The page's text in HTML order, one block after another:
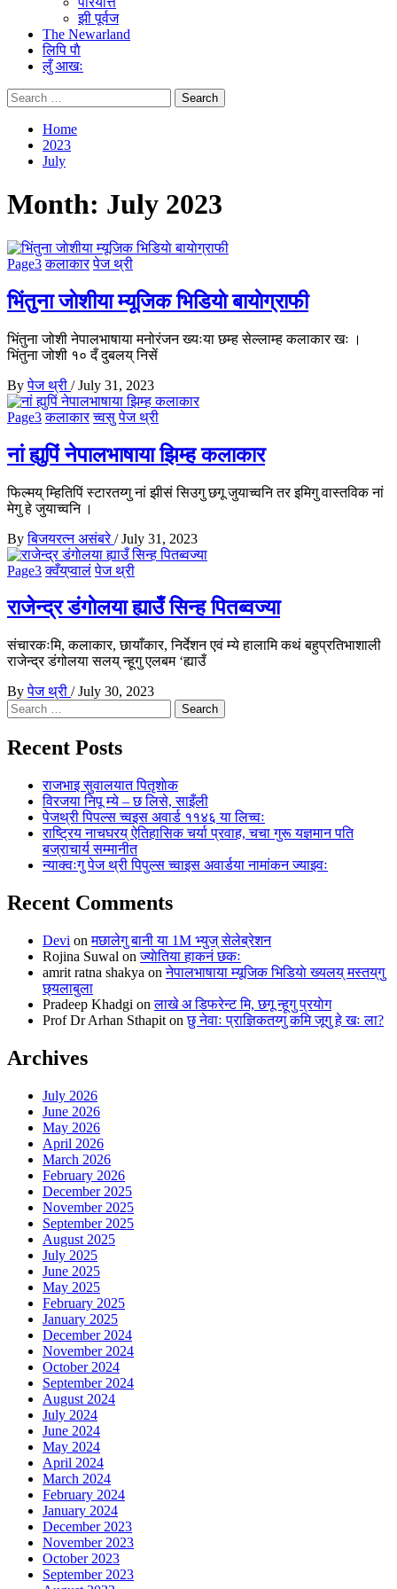
झी पूर्वज
The Newarland
लिपि पाै
लुँ आखः
Search
for:
Home
2023
July
Month: July 2023
Page3 कलाकार पेज थ्री
भिंतुना जाेशीया म्यूजिक भिडियाे बायाेग्राफी
भिंतुना जोशी नेपालभाषाया मनोरंजन ख्यःया छम्ह सेल्लाम्ह कलाकार खः ।
भिंतुना जोशी १० दँ दुबलय् निसें
By पेज थ्री / July 31, 2023
Page3 कलाकार च्वसु पेज थ्री
नां ह्युपिं नेपालभाषाया झिम्ह कलाकार
फिल्मय् म्हितिपिं स्टारतय्गु नां झीसं सिउगु छगू जुयाच्वनि तर इमिगु वास्तविक नां
मेगु हे जुयाच्वनि ।
By बिजयरत्न असंबरे/ July 31, 2023
Page3 क्वँय्‌प्वालं पेज थ्री
राजेन्द्र डंगाेलया ह्याउँ सिन्ह पितब्वज्या
संचारकःमि, कलाकार, छायाँकार, निर्देशन एवं म्ये हालामि कथं बहुप्रतिभाशाली
राजेन्द्र डंगोलया सलय् न्हूगु एलबम ‘ह्याउँ
By पेज थ्री / July 30, 2023
Search
for:
Recent Posts
राजभाइ सुवालयात पितृशाेक
विरजया निपू म्ये – छ लिसे, साइँली
पेजथ्री पिपल्स च्वइस अवार्ड ११४६ या लिच्वः
राष्ट्रिय नाचघरय् ऐतिहासिक चर्या प्रवाह, चचा गुरू यज्ञमान पति
बज्राचार्य सम्मानीत
न्याक्वःगु पेज थ्री पिपुल्स च्वाइस अवार्डया नामांकन ज्याझ्वः
Recent Comments
Devi onमछालेगु बानी या 1M भ्युज् सेलेब्रेशन
Rojina Suwal onज्याेतिया हाकनं छकः
amrit ratna shakya onनेपालभाषाया म्यूजिक भिडियाे ख्यलय् मस्तय्‌गु
छ्यलाबुला
Pradeep Khadgi onलाखे अ डिफरेन्ट मि, छगू न्हूगु प्रयाेग
Prof Dr Arhan Sthapit onछु नेवाः प्राज्ञिकतय्गु कमि जूगु हे खः ला?
Archives
July 2026
June 2026
May 2026
April 2026
March 2026
February 2026
December 2025
November 2025
September 2025
August 2025
July 2025
June 2025
May 2025
February 2025
January 2025
December 2024
November 2024
October 2024
September 2024
August 2024
July 2024
June 2024
May 2024
April 2024
March 2024
February 2024
January 2024
December 2023
November 2023
October 2023
September 2023